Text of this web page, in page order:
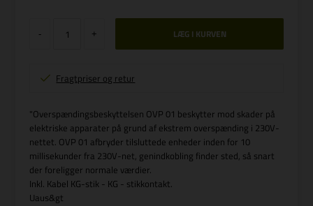
- +
Fragtpriser og retur
"Overspændingsbeskyttelsen OVP 01 beskytter mod skader på
elektriske apparater på grund af ekstrem overspænding i 230V-
nettet. OVP 01 afbryder tilsluttede enheder inden for 10
millisekunder fra 230V-net, genindkobling finder sted, så snart
der foreligger normale værdier.
Inkl. Kabel KG-stik - KG - stikkontakt.
Uaus&gt